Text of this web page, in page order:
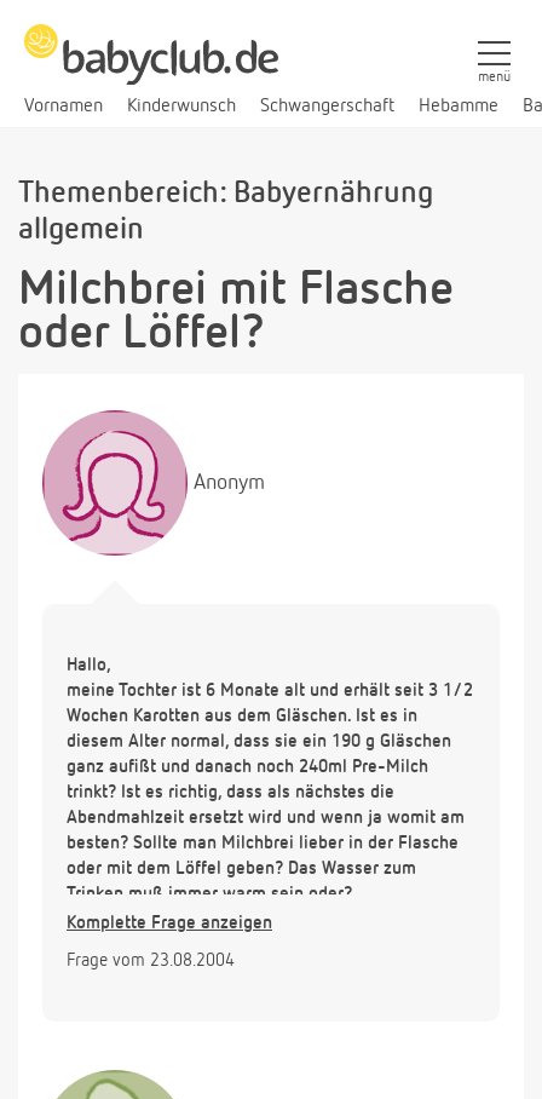
Vornamen Kinderwunsch Schwangerschaft Hebamme
menü
Themenbereich: Babyernährung
allgemein
Milchbrei mit Flasche
oder Löffel?
Anonym
Hallo,
meine Tochter ist 6 Monate alt und erhält seit 3 1/2
Wochen Karotten aus dem Gläschen. Ist es in
diesem Alter normal, dass sie ein 190 g Gläschen
ganz aufißt und danach noch 240ml Pre-Milch
trinkt? Ist es richtig, dass als nächstes die
Abendmahlzeit ersetzt wird und wenn ja womit am
besten? Sollte man Milchbrei lieber in der Flasche
oder mit dem Löffel geben? Das Wasser zum
Trinken muß immer warm sein oder?
Vielen Dank im voraus!!
Komplette Frage anzeigen
Frage vom 23.08.2004